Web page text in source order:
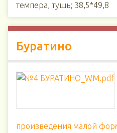
темпера, тушь; 38,5*49,8
Буратино
произведения малой